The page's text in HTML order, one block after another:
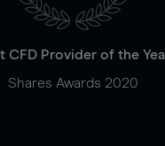
CFD Provider of the
Shares Awards 2020